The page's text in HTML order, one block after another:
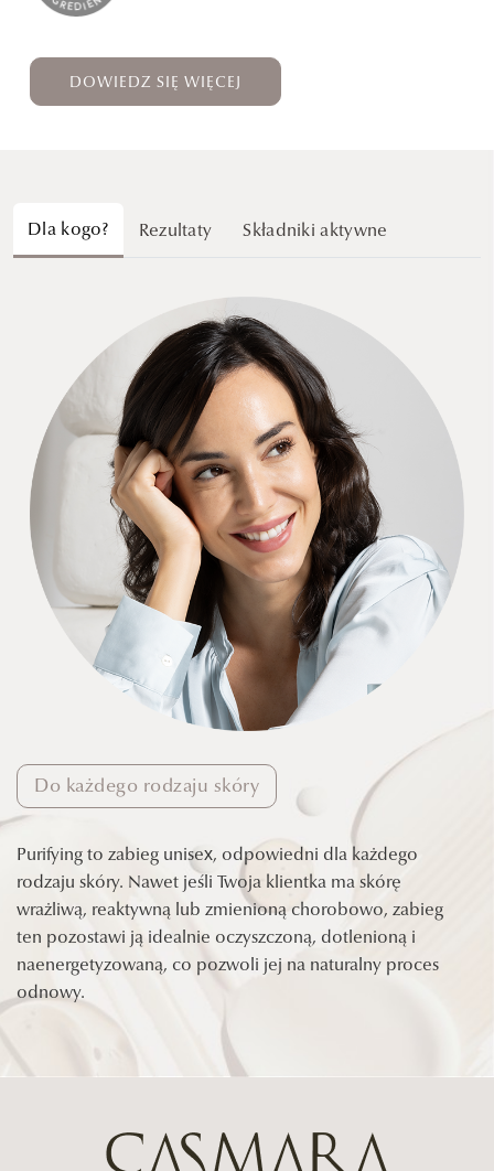
DOWIEDZ SIĘ WIĘCEJ
Dla kogo? Rezultaty Składniki aktywne
Do każdego rodzaju skóry
Purifying to zabieg unisex, odpowiedni dla każdego
rodzaju skóry. Nawet jeśli Twoja klientka ma skórę
wrażliwą, reaktywną lub zmienioną chorobowo, zabieg
ten pozostawi ją idealnie oczyszczoną, dotlenioną i
naenergetyzowaną, co pozwoli jej na naturalny proces
odnowy.